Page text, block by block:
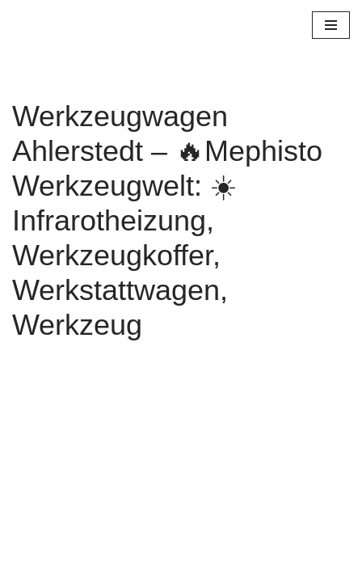
Werkzeugwagen
Ahlerstedt – 🔥Mephisto
Werkzeugwelt: ☀️
Infrarotheizung,
Werkzeugkoffer,
Werkstattwagen,
Werkzeug